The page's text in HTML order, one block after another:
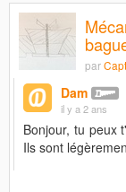
par
Dam
il y a 2 ans
Bonjour, tu peux
Ils sont